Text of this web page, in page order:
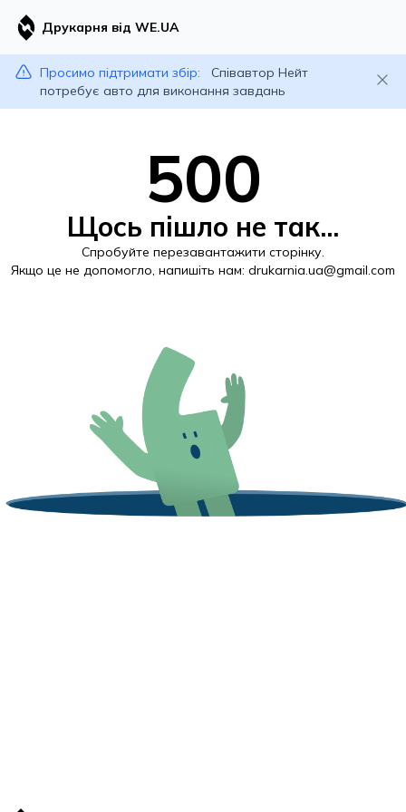
Друкарня від WE.UA
Просимо підтримати збір:
Співавтор Нейт
потребує авто для виконання завдань
500
Щось пішло не так...
Спробуйте перезавантажити сторінку.
Якщо це не допомогло, напишіть нам: drukarnia.ua@gmail.com